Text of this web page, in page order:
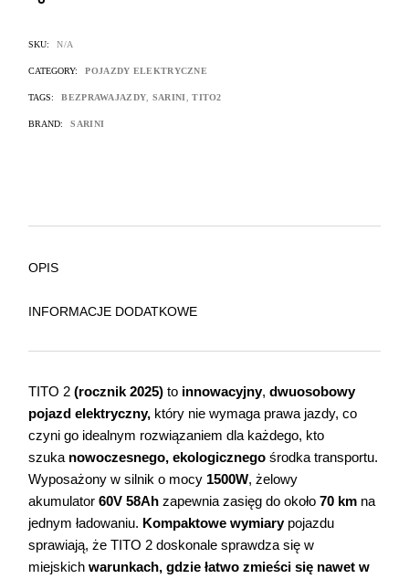
SKU: N/A
CATEGORY: POJAZDY ELEKTRYCZNE
TAGS: BEZPRAWAJAZDY SARINI ,TITO2
BRAND: SARINI
OPIS
INFORMACJE DODATKOWE
TITO 2 (rocznik 2025) to innowacyjny,dwuosobowy
pojazd elektryczny, który nie wymaga prawa jazdy, co
czyni go idealnym rozwiązaniem dla każdego, kto
szuka nowoczesnego, ekologicznego środka transportu.
Wyposażony w silnik o mocy 1500W, żelowy
akumulator60V 58Ah zapewnia zasięg do około70 km na
jednym ładowaniu. Kompaktowe wymiarypojazdu
sprawiają, że TITO 2 doskonale sprawdza się w
miejskichwarunkach, gdzie łatwo zmieści się nawet w